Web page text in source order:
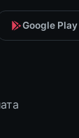
Google Play